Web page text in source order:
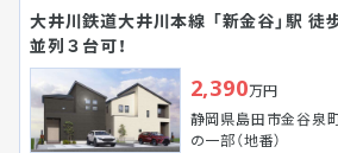
大井川鉄道大井川本線 「新金谷」駅 徒
並列３台可！
2,390万円
静岡県島田市金谷泉
の一部（地番）